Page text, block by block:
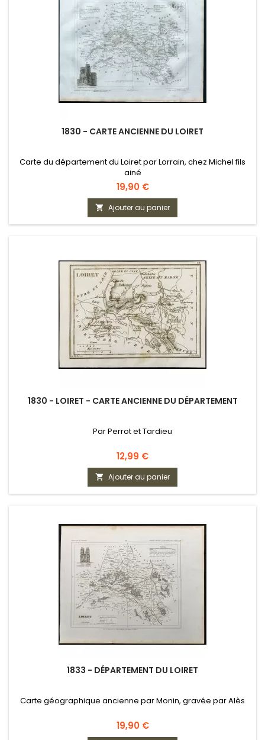
1830 - CARTE ANCIENNE DU LOIRET
Carte du département du Loiret par Lorrain, chez Michel fils
ainé
Prix
19,90 €
 Ajouter au panier
1830 - LOIRET - CARTE ANCIENNE DU DÉPARTEMENT
Par Perrot et Tardieu
Prix
12,99 €
 Ajouter au panier
1833 - DÉPARTEMENT DU LOIRET
Carte géographique ancienne par Monin, gravée par Alès
Prix
19,90 €